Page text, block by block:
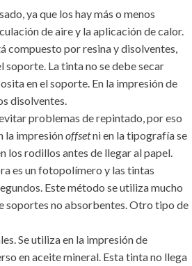
ya que los hay más o menos
de aire y la aplicación de calor.
compuesto por resina y disolventes,
soporte. La tinta no se debe secar
en el soporte. En la impresión de
disolventes.
problemas de repintado, por eso
la impresiónoffsetni en la tipografía se
los rodillos antes de llegar al papel.
es un fotopolímero y las tintas
Este método se utiliza mucho
soportes no absorbentes. Otro tipo de
Se utiliza en la impresión de
en aceite mineral. Esta tinta no llega